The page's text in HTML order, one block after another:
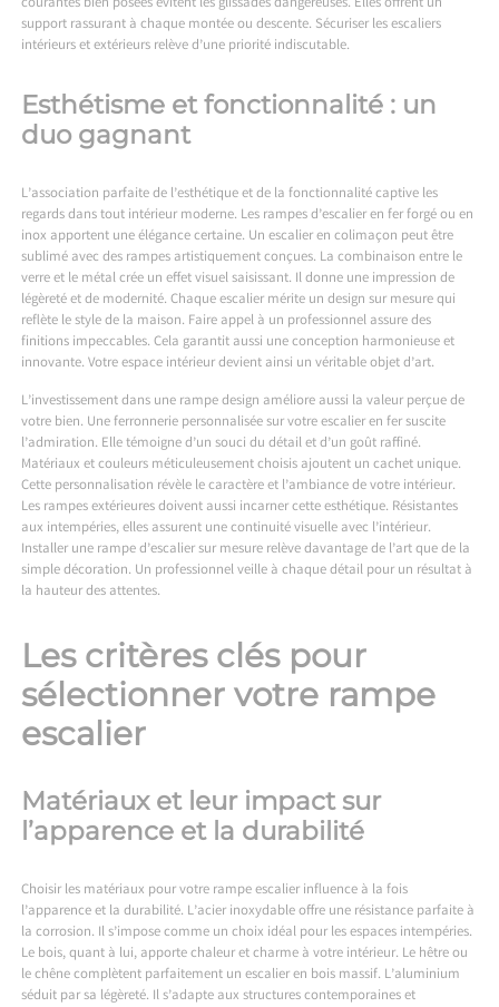
support rassurant à chaque montée ou descente. Sécuriser les escaliers
intérieurs et extérieurs relève d’une priorité indiscutable.
Esthétisme et fonctionnalité : un
duo gagnant
L’association parfaite de l’esthétique et de la fonctionnalité captive les
regards dans tout intérieur moderne. Les rampes d’escalier en fer forgé ou en
inox apportent une élégance certaine. Un escalier en colimaçon peut être
sublimé avec des rampes artistiquement conçues. La combinaison entre le
verre et le métal crée un effet visuel saisissant. Il donne une impression de
légèreté et de modernité. Chaque escalier mérite un design sur mesure qui
reflète le style de la maison. Faire appel à un professionnel assure des
finitions impeccables. Cela garantit aussi une conception harmonieuse et
innovante. Votre espace intérieur devient ainsi un véritable objet d’art.
L’investissement dans une rampe design améliore aussi la valeur perçue de
votre bien. Une ferronnerie personnalisée sur votre escalier en fer suscite
l’admiration. Elle témoigne d’un souci du détail et d’un goût raffiné.
Matériaux et couleurs méticuleusement choisis ajoutent un cachet unique.
Cette personnalisation révèle le caractère et l’ambiance de votre intérieur.
Les rampes extérieures doivent aussi incarner cette esthétique. Résistantes
aux intempéries, elles assurent une continuité visuelle avec l’intérieur.
Installer une rampe d’escalier sur mesure relève davantage de l’art que de la
simple décoration. Un professionnel veille à chaque détail pour un résultat à
la hauteur des attentes.
Les critères clés pour
sélectionner votre rampe
escalier
Matériaux et leur impact sur
l’apparence et la durabilité
Choisir les matériaux pour votre rampe escalier influence à la fois
l’apparence et la durabilité. L’acier inoxydable offre une résistance parfaite à
la corrosion. Il s’impose comme un choix idéal pour les espaces intempéries.
Le bois, quant à lui, apporte chaleur et charme à votre intérieur. Le hêtre ou
le chêne complètent parfaitement un escalier en bois massif. L’aluminium
séduit par sa légèreté. Il s’adapte aux structures contemporaines et